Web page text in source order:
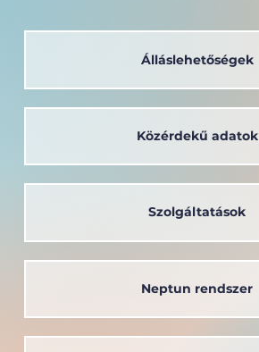
Álláslehetőségek
Neptun rendszer
Szolgáltatások
Közérdekű adatok